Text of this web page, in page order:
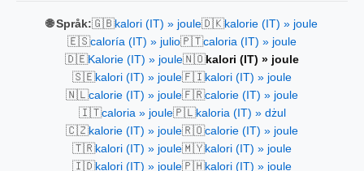
🌐 Språk:🇬🇧kalori (IT) » joule🇩🇰kalorie (IT) » joule
🇪🇸caloría (IT) » julio🇵🇹caloria (IT) » joule
🇩🇪Kalorie (IT) » joule🇳🇴kalori (IT) » joule
🇸🇪kalori (IT) » joule🇫🇮kalori (IT) » joule
🇳🇱calorie (IT) » joule🇫🇷calorie (IT) » joule
🇮🇹caloria » joule🇵🇱kaloria (IT) » dżul
🇨🇿kalorie (IT) » joule🇷🇴calorie (IT) » joule
🇹🇷kalori (IT) » joule🇲🇾kalori (IT) » joule
🇮🇩kalori (IT) » joule🇵🇭kalori (IT) » joule